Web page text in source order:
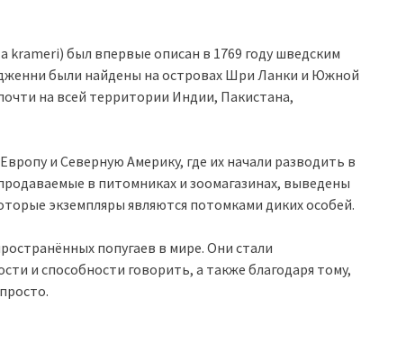
был впервые описан в 1769 году шведским
были найдены на островах Шри Ланки и Южной
на всей территории Индии, Пакистана,
и Северную Америку, где их начали разводить в
в питомниках и зоомагазинах, выведены
экземпляры являются потомками диких особей.
попугаев в мире. Они стали
и способности говорить, а также благодаря тому,